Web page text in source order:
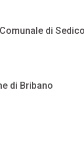
di Sedico
di Bribano